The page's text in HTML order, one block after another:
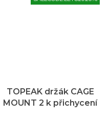
TOPEAK držák CAGE
MOUNT 2 k přichycení